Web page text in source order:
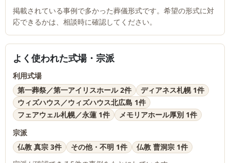
掲載されている事例で多かった葬儀形式です。希望の形式に対
応できるかは、相談時に確認してください。
よく使われた式場・宗派
利用式場
第一葬祭／第一アイリスホール 2件
ディアネス札幌 1件
ウィズハウス／ウィズハウス北広島 1件
フェアウェル札幌／永蓮 1件
メモリアホール厚別 1件
宗派
仏教 真宗 3件
その他・不明 1件
仏教 曹洞宗 1件